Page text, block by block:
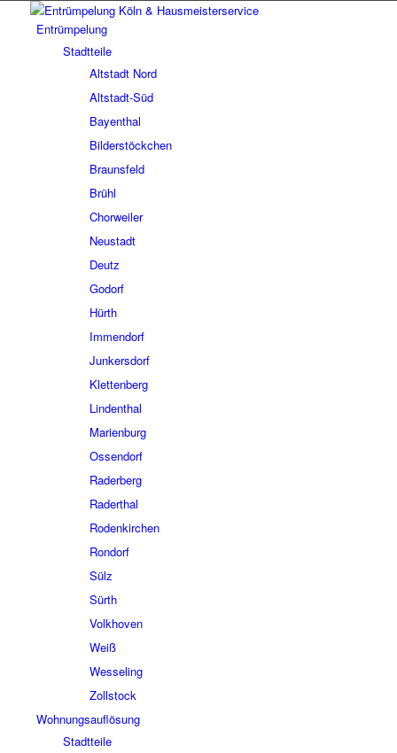
Entrümpelung
Stadtteile
Altstadt Nord
Altstadt-Süd
Bayenthal
Bilderstöckchen
Braunsfeld
Brühl
Chorweiler
Neustadt
Deutz
Godorf
Hürth
Immendorf
Junkersdorf
Klettenberg
Lindenthal
Marienburg
Ossendorf
Raderberg
Raderthal
Rodenkirchen
Rondorf
Sülz
Sürth
Volkhoven
Weiß
Wesseling
Zollstock
Wohnungsauflösung
Stadtteile